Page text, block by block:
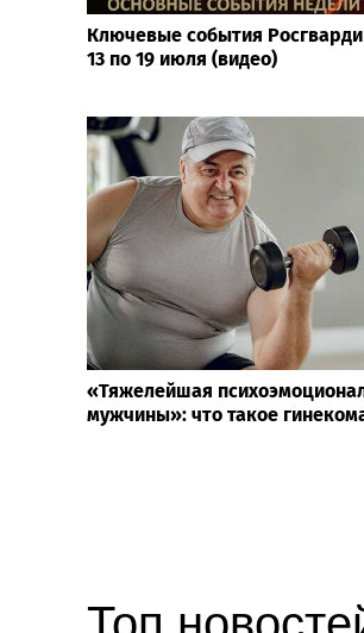
Ключевые события
13 по 19 июля (видео)
«Тяжелейшая
мужчины»: что такое